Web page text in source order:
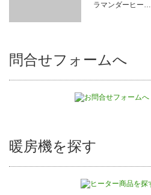
ラマンダーヒー…
問合せフォームへ
暖房機を探す